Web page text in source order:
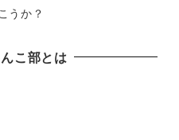
うか？
こ部とは